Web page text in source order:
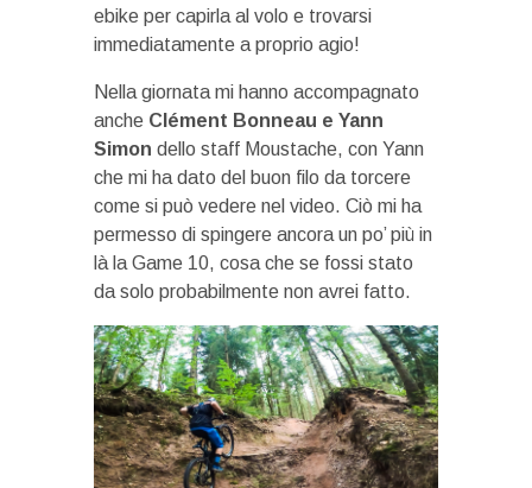
ebike per capirla al volo e trovarsi
immediatamente a proprio agio!
Nella giornata mi hanno accompagnato
anche Clément Bonneau e Yann
Simon dello staff Moustache, con Yann
che mi ha dato del buon filo da torcere
come si può vedere nel video. Ciò mi ha
permesso di spingere ancora un po’ più in
là la Game 10, cosa che se fossi stato
da solo probabilmente non avrei fatto.